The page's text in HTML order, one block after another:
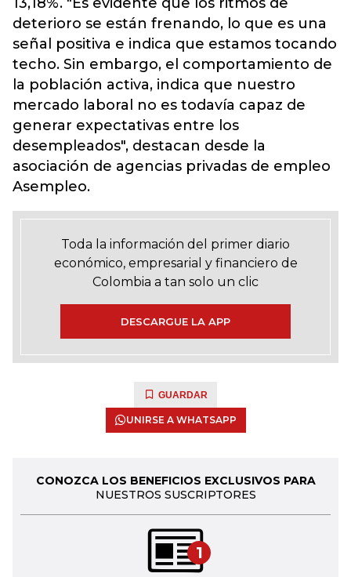
deterioro se están frenando, lo que es una
señal positiva e indica que estamos tocando
techo. Sin embargo, el comportamiento de
la población activa, indica que nuestro
mercado laboral no es todavía capaz de
generar expectativas entre los
desempleados", destacan desde la
asociación de agencias privadas de empleo
Asempleo.
Toda la información del primer diario
económico, empresarial y financiero de
Colombia a tan solo un clic
DESCARGUE LA APP
GUARDAR
UNIRSE A WHATSAPP
CONOZCA LOS BENEFICIOS EXCLUSIVOS PARA
NUESTROS SUSCRIPTORES
1